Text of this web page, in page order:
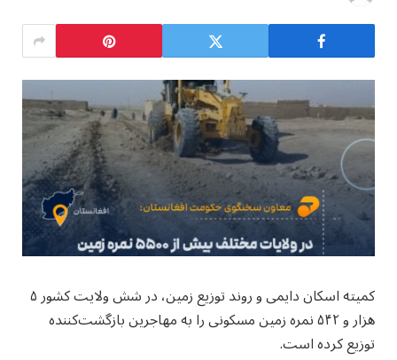
کمیته اسکان دایمی و روند توزیع زمین، در شش ولایت کشور ۵
هزار و ۵۴۲ نمره زمین مسکونی را به مهاجرین بازگشت‌کننده
توزیع کرده است.